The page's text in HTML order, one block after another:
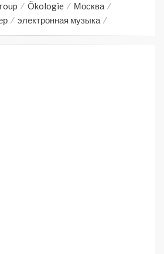
Ökologie
Москва
электронная музыка